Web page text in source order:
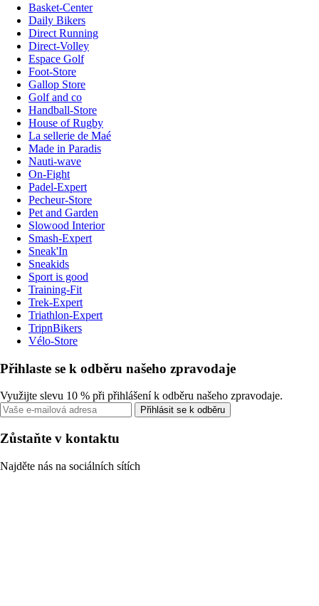
Basket-Center
Daily Bikers
Direct Running
Direct-Volley
Espace Golf
Foot-Store
Gallop Store
Golf and co
Handball-Store
House of Rugby
La sellerie de Maé
Made in Paradis
Nauti-wave
On-Fight
Padel-Expert
Pecheur-Store
Pet and Garden
Slowood Interior
Smash-Expert
Sneak'In
Sneakids
Sport is good
Training-Fit
Trek-Expert
Triathlon-Expert
TripnBikers
Vélo-Store
Přihlaste se k odběru našeho zpravodaje
Využijte slevu 10 % při přihlášení k odběru našeho zpravodaje.
Přihlásit se k odběru
Zůstaňte v kontaktu
Najděte nás na sociálních sítích